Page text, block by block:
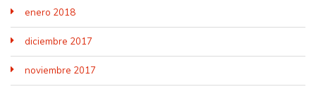
enero 2018
diciembre 2017
noviembre 2017